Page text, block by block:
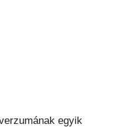
egyik